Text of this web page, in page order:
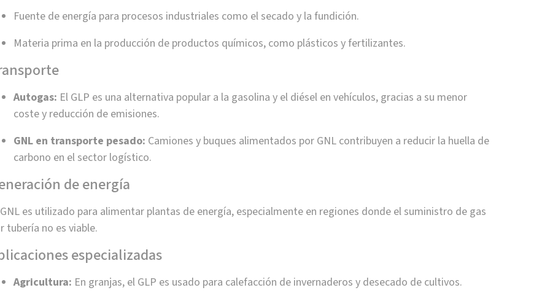
Fuente de energía para procesos industriales como el secado y la fundición.
Materia prima en la producción de productos químicos, como plásticos y fertilizantes.
Autogas: El GLP es una alternativa popular a la gasolina y el diésel en vehículos, gracias a su menor
coste y reducción de emisiones.
GNL en transporte pesado: Camiones y buques alimentados por GNL contribuyen a reducir la huella de
carbono en el sector logístico.
de energía
es utilizado para alimentar plantas de energía, especialmente en regiones donde el suministro de gas
tubería no es viable.
especializadas
Agricultura: En granjas, el GLP es usado para calefacción de invernaderos y desecado de cultivos.